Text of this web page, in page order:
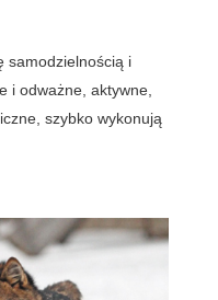
samodzielnością i
i odważne, aktywne,
szybko wykonują